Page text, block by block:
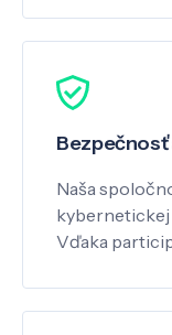
Bezpečnosť
Naša
kybernetickej
Vďaka